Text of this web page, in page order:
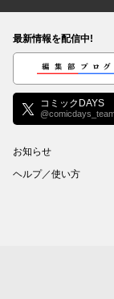
最新情報を配信中!
編集部ブログ
コミックDAYS
お知らせ
ヘルプ／使い方